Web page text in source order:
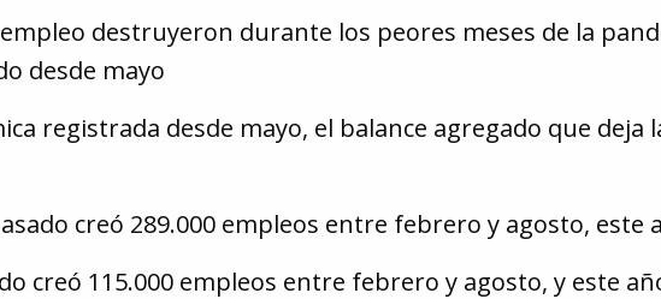
destruyeron durante los peores meses de la
desde mayo
registrada desde mayo, el balance agregado que
creó 289.000 empleos entre febrero y agosto, este
creó 115.000 empleos entre febrero y agosto, y este